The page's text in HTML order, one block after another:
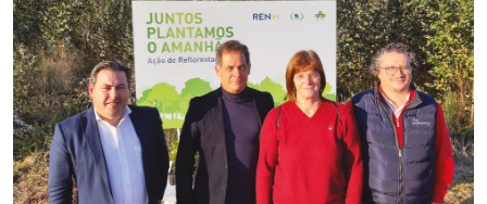
Ao continuar a navegar está a concordar com a utilização de
cookies neste site.
Concordo
2:00e Seixo Investimento de 2,94 milhões de euros para a